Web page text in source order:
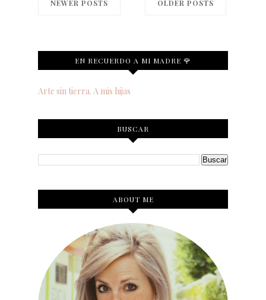
NEWER POSTS OLDER POSTS
EN RECUERDO A MI MADRE 🌹
Arte sin tierra. A mis hijas
BUSCAR
ABOUT ME